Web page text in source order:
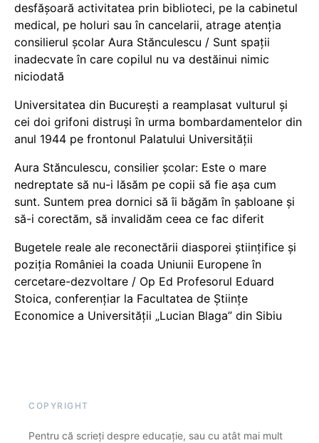
desfășoară activitatea prin biblioteci, pe la cabinetul
medical, pe holuri sau în cancelarii, atrage atenția
consilierul școlar Aura Stănculescu / Sunt spații
inadecvate în care copilul nu va destăinui nimic
niciodată
Universitatea din București a reamplasat vulturul și
cei doi grifoni distruși în urma bombardamentelor din
anul 1944 pe frontonul Palatului Universității
Aura Stănculescu, consilier școlar: Este o mare
nedreptate să nu-i lăsăm pe copii să fie așa cum
sunt. Suntem prea dornici să îi băgăm în șabloane și
să-i corectăm, să invalidăm ceea ce fac diferit
Bugetele reale ale reconectării diasporei științifice și
poziția României la coada Uniunii Europene în
cercetare-dezvoltare / Op Ed Profesorul Eduard
Stoica, conferențiar la Facultatea de Științe
Economice a Universității „Lucian Blaga” din Sibiu
COPYRIGHT
Pentru că scrieți despre educație, sau cu atât mai mult